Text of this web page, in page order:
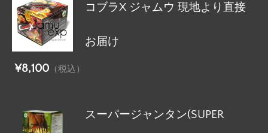
コブラX ジャムウ 現地より直接
お届け
¥8,100 （税込）
スーパージャンタン(SUPER